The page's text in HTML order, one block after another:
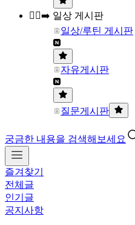
🏃‍♀️‍➡️ 일상 게시판
일상/루틴 게시판
자유게시판
질문게시판
궁금한 내용을 검색해보세요
즐겨찾기
전체글
인기글
공지사항